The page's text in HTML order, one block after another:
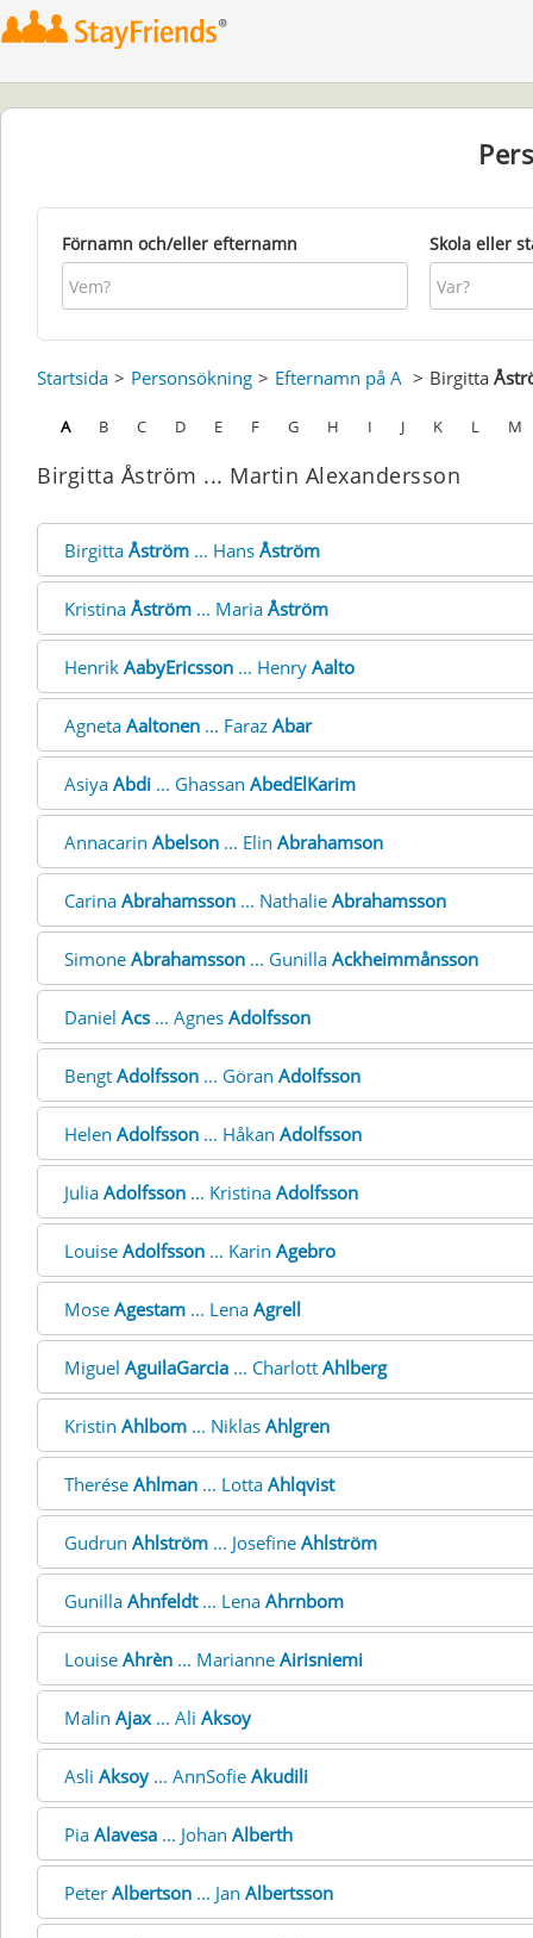
Förnamn och/eller efternamn Skola eller
Startsida Personsökning Efternamn på A Birgitta
A B C D E F G H I J K L M
Birgitta Åström ... Martin Alexandersson
Birgitta Åström ... Hans Åström
Kristina Åström ... Maria Åström
Henrik AabyEricsson ... Henry Aalto
Agneta Aaltonen ... Faraz Abar
Asiya Abdi ... Ghassan AbedElKarim
Annacarin Abelson ... Elin Abrahamson
Carina Abrahamsson ... Nathalie Abrahamsson
Simone Abrahamsson ... Gunilla Ackheimmånsson
Daniel Acs ... Agnes Adolfsson
Bengt Adolfsson ... Göran Adolfsson
Helen Adolfsson ... Håkan Adolfsson
Julia Adolfsson ... Kristina Adolfsson
Louise Adolfsson ... Karin Agebro
Mose Agestam ... Lena Agrell
Miguel AguilaGarcia ... Charlott Ahlberg
Kristin Ahlbom ... Niklas Ahlgren
Therése Ahlman ... Lotta Ahlqvist
Gudrun Ahlström ... Josefine Ahlström
Gunilla Ahnfeldt... Lena Ahrnbom
Louise Ahrèn ... Marianne Airisniemi
Malin Ajax... Ali Aksoy
Asli Aksoy... AnnSofie Akudili
Pia Alavesa ... Johan Alberth
Peter Albertson ... Jan Albertsson